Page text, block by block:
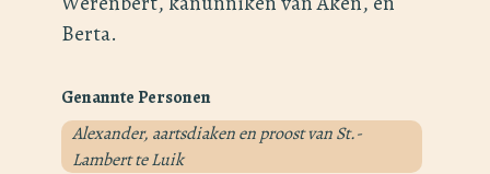
Berta.
Genannte Personen
Alexander, aartsdiaken en proost van St.-
Lambert te Luik